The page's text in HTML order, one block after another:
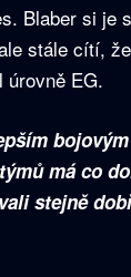
Blaber si je
stále cítí,
úrovně EG.
má co
stejně